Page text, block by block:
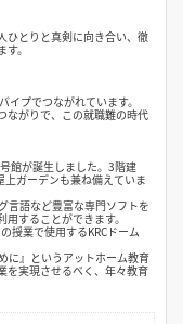
ひとりと真剣に向き合い、徹
。
プでつながれています。
ながりで、この就職難の時代
館が誕生しました。3階建
ガーデンも兼ね備えていま
言語など豊富な専門ソフトを
することができます。
授業で使用するKRCドーム
に』というアットホーム教育
を実現させるべく、年々教育